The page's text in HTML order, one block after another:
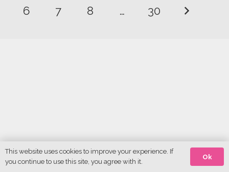
6 7 8 … 30
This website uses cookies to improve your experience. If
you continue to use this site, you agree with it.
Ok